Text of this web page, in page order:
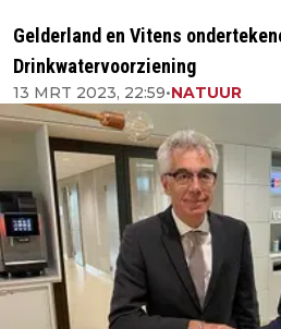
Gelderland en Vitens
Drinkwatervoorziening
13 MRT 2023, 22:59•NATUUR